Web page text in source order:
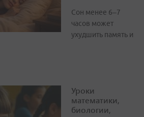
Сон менее 6–7
часов может
ухудшить память и
Уроки
математики,
биологии,